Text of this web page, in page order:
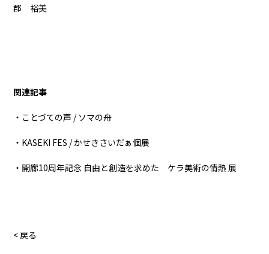
郡 裕美
関連記事
・ことづての声 / ソマの舟
・KASEKI FES / かせきさいだぁ個展
・開廊10周年記念 自由と創造を求めた ケラ美術の情熱 展
< 戻る